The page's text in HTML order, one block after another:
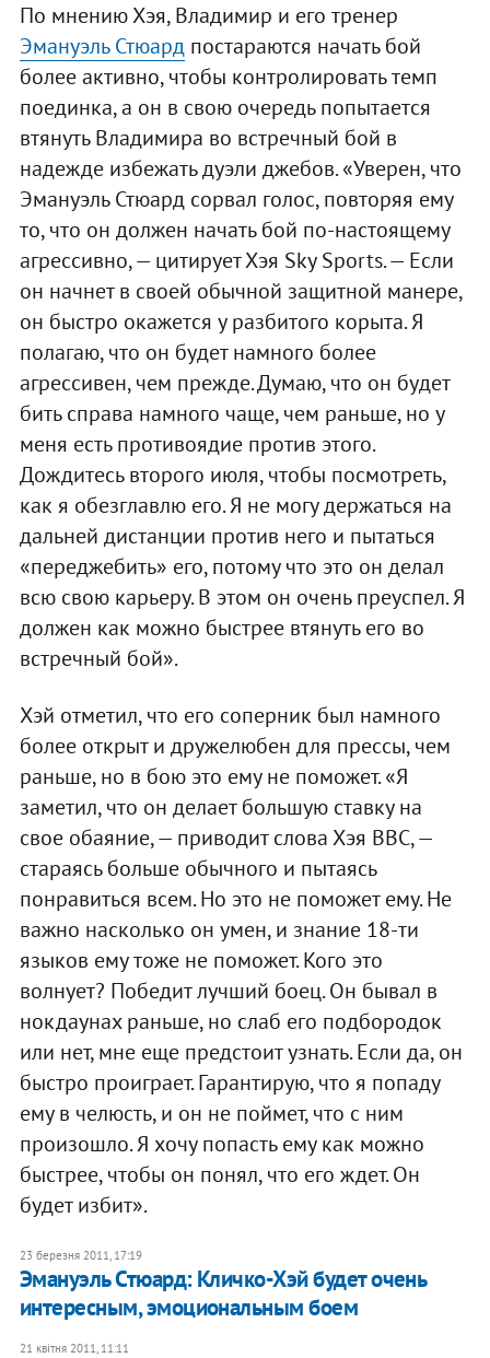
По мнению Хэя, Владимир и его тренер
Эмануэль Стюардпостараются начать бой
более активно, чтобы контролировать темп
поединка, а он в свою очередь попытается
втянуть Владимира во встречный бой в
надежде избежать дуэли джебов. «Уверен, что
Эмануэль Стюард сорвал голос, повторяя ему
то, что он должен начать бой по-настоящему
агрессивно, — цитирует Хэя Sky Sports. — Если
он начнет в своей обычной защитной манере,
он быстро окажется у разбитого корыта. Я
полагаю, что он будет намного более
агрессивен, чем прежде. Думаю, что он будет
бить справа намного чаще, чем раньше, но у
меня есть противоядие против этого.
Дождитесь второго июля, чтобы посмотреть,
как я обезглавлю его. Я не могу держаться на
дальней дистанции против него и пытаться
«переджебить» его, потому что это он делал
всю свою карьеру. В этом он очень преуспел. Я
должен как можно быстрее втянуть его во
встречный бой».
Хэй отметил, что его соперник был намного
более открыт и дружелюбен для прессы, чем
раньше, но в бою это ему не поможет. «Я
заметил, что он делает большую ставку на
свое обаяние, — приводит слова Хэя BBC, —
стараясь больше обычного и пытаясь
понравиться всем. Но это не поможет ему. Не
важно насколько он умен, и знание 18-ти
языков ему тоже не поможет. Кого это
волнует? Победит лучший боец. Он бывал в
нокдаунах раньше, но слаб его подбородок
или нет, мне еще предстоит узнать. Если да, он
быстро проиграет. Гарантирую, что я попаду
ему в челюсть, и он не поймет, что с ним
произошло. Я хочу попасть ему как можно
быстрее, чтобы он понял, что его ждет. Он
будет избит».
23 березня 2011, 17:19
Эмануэль Стюард: Кличко-Хэй будет очень
интересным, эмоциональным боем
21 квітня 2011, 11:11